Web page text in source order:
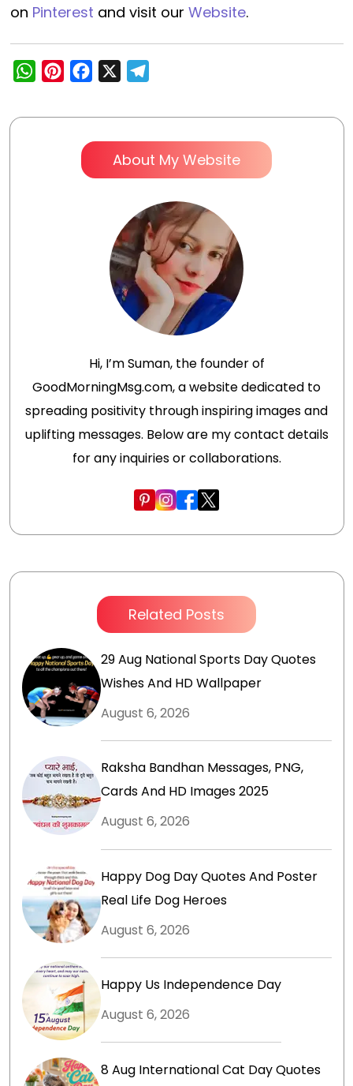
on Pinterest and visit our Website.
WhatsApp
Pinterest
Facebook
X Telegram
About My Website
Hi, I’m Suman, the founder of
GoodMorningMsg.com, a website dedicated to
spreading positivity through inspiring images and
uplifting messages. Below are my contact details
for any inquiries or collaborations.
Related Posts
29 Aug National Sports Day Quotes
Wishes And HD Wallpaper
August 6, 2026
Raksha Bandhan Messages, PNG,
Cards And HD Images 2025
August 6, 2026
Happy Dog Day Quotes And Poster
Real Life Dog Heroes
August 6, 2026
Happy Us Independence Day
August 6, 2026
8 Aug International Cat Day Quotes